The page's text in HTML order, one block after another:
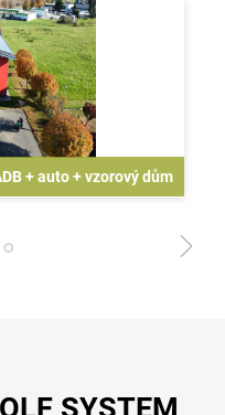
+ auto + vzorový dům
5